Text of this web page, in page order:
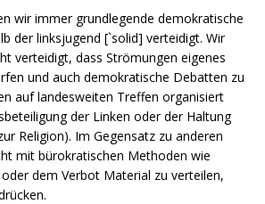
wir immer grundlegende demokratische
der linksjugend [`solid] verteidigt. Wir
verteidigt, dass Strömungen eigenes
und auch demokratische Debatten zu
auf landesweiten Treffen organisiert
der Linken oder der Haltung
Religion). Im Gegensatz zu anderen
mit bürokratischen Methoden wie
dem Verbot Material zu verteilen,